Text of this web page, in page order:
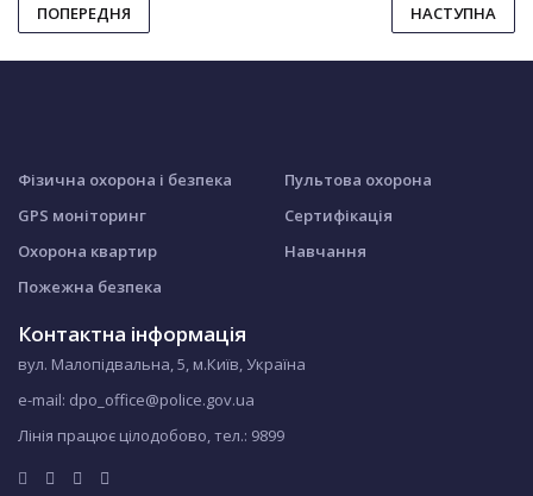
ПОПЕРЕДНЯ НАСТУПНА
Фізична охорона і безпека
GPS моніторинг
Охорона квартир
Пожежна безпека
Пультова охорона
Сертифікація
Навчання
Контактна інформація
вул. Малопідвальна, 5, м.Київ, Україна
e-mail: dpo_office@police.gov.ua
Лінія працює цілодобово, тел.: 9899